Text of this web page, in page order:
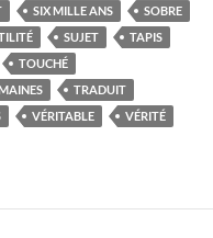
SIX MILLE ANS
SOBRE
SUJET
TAPIS
TOUCHÉ
TRADUIT
VÉRITABLE
VÉRITÉ